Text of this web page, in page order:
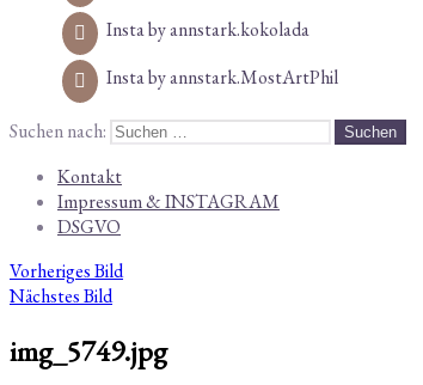
Insta by annstark.kokolada
Insta by annstark.MostArtPhil
Suchen nach:
Kontakt
Impressum & INSTAGRAM
DSGVO
Vorheriges Bild
Nächstes Bild
img_5749.jpg